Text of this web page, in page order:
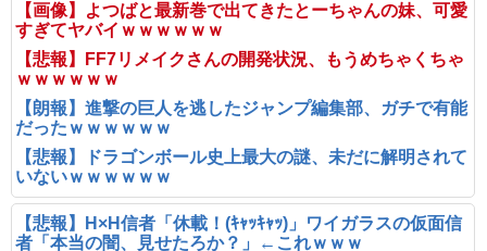
【画像】よつばと最新巻で出てきたとーちゃんの妹、可愛
すぎてヤバイｗｗｗｗｗｗ
【悲報】FF7リメイクさんの開発状況、もうめちゃくちゃ
ｗｗｗｗｗｗ
【朗報】進撃の巨人を逃したジャンプ編集部、ガチで有能
だったｗｗｗｗｗｗ
【悲報】ドラゴンボール史上最大の謎、未だに解明されて
いないｗｗｗｗｗｗ
【悲報】H×H信者「休載！(ｷｬｯｷｬｯ)」ワイガラスの仮面信
者「本当の闇、見せたろか？」←これｗｗｗ